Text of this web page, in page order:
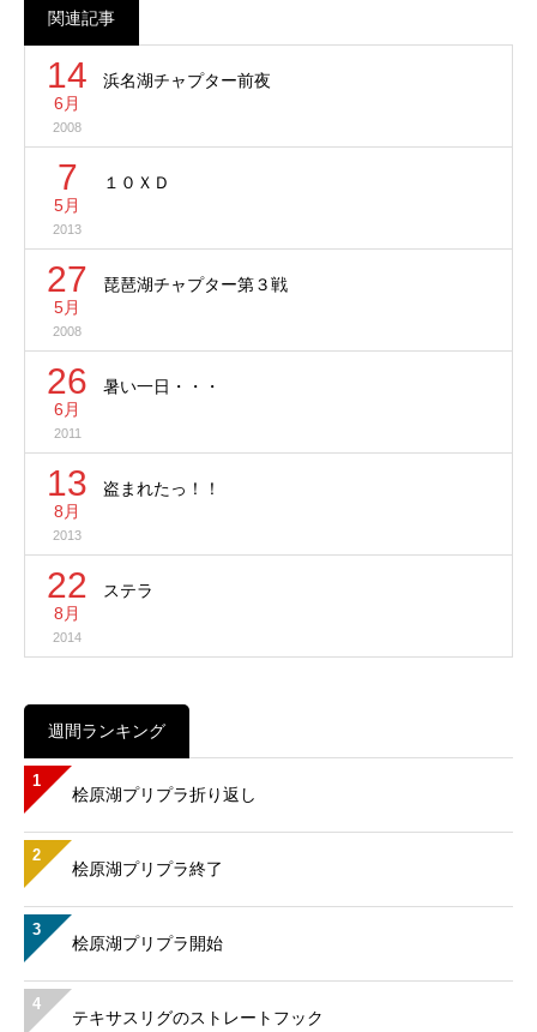
関連記事
14
6月
2008
浜名湖チャプター前夜
7
5月
2013
１０ＸＤ
27
5月
2008
琵琶湖チャプター第３戦
26
6月
2011
暑い一日・・・
13
8月
2013
盗まれたっ！！
22
8月
2014
ステラ
週間ランキング
1
桧原湖プリプラ折り返し
2
桧原湖プリプラ終了
3
桧原湖プリプラ開始
4
テキサスリグのストレートフック